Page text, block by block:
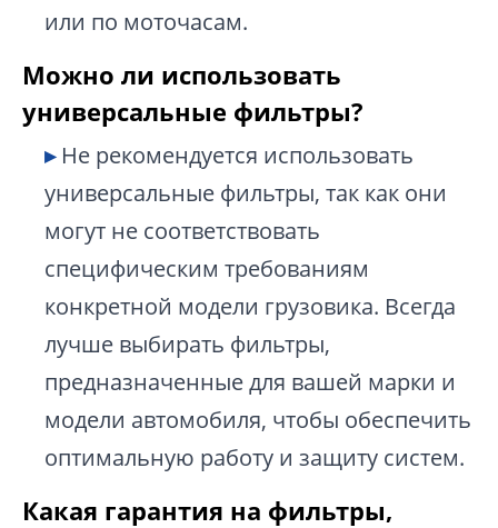
или по моточасам.
Можно ли использовать
универсальные фильтры?
Не рекомендуется использовать
универсальные фильтры, так как они
могут не соответствовать
специфическим требованиям
конкретной модели грузовика. Всегда
лучше выбирать фильтры,
предназначенные для вашей марки и
модели автомобиля, чтобы обеспечить
оптимальную работу и защиту систем.
Какая гарантия на фильтры,